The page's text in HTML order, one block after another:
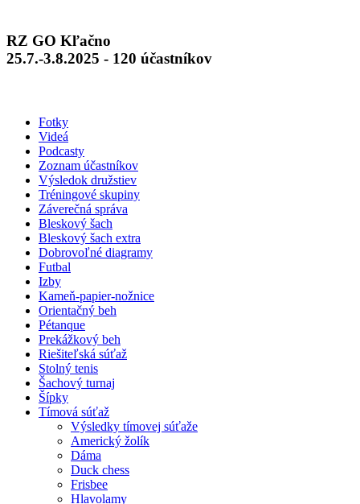
RZ GO Kľačno
25.7.-3.8.2025 - 120 účastníkov
Fotky
Videá
Podcasty
Zoznam účastníkov
Výsledok družstiev
Tréningové skupiny
Záverečná správa
Bleskový šach
Bleskový šach extra
Dobrovoľné diagramy
Futbal
Izby
Kameň-papier-nožnice
Orientačný beh
Pétanque
Prekážkový beh
Riešiteľská súťaž
Stolný tenis
Šachový turnaj
Šípky
Tímová súťaž
Výsledky tímovej súťaže
Americký žolík
Dáma
Duck chess
Frisbee
Hlavolamy